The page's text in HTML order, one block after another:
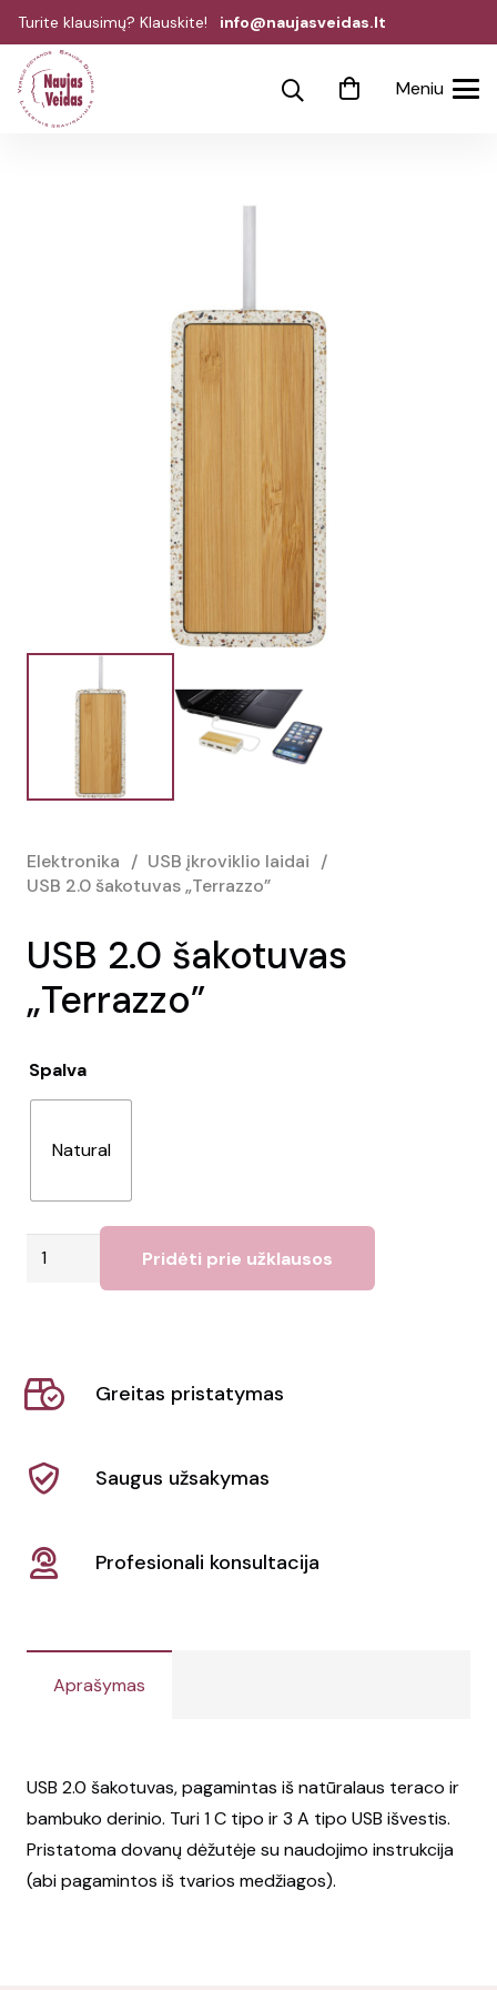
Turite klausimų? Klauskite! info@naujasveidas.lt
Meniu
Elektronika / USB įkroviklio laidai /
USB 2.0 šakotuvas „Terrazzo”
USB 2.0 šakotuvas
„Terrazzo”
Spalva
Natural
produkto
"Terrazzo"
Pridėti prie užklausos
Greitas pristatymas
Saugus užsakymas
Profesionali konsultacija
Aprašymas
USB 2.0 šakotuvas, pagamintas iš natūralaus teraco ir
bambuko derinio. Turi 1 C tipo ir 3 A tipo USB išvestis.
Pristatoma dovanų dėžutėje su naudojimo instrukcija
(abi pagamintos iš tvarios medžiagos).